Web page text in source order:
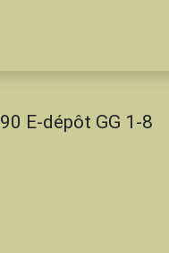
E-dépôt GG 1-8